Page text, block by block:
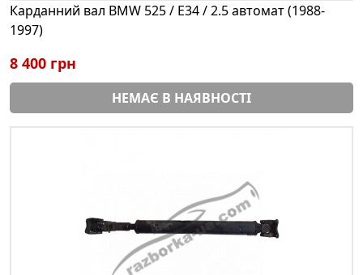
Карданний вал BMW 525 / E34 / 2.5 автомат (1988-
1997)
8 400 грн
НЕМАЄ В НАЯВНОСТІ